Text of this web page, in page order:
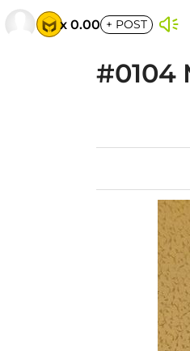
x 0.00 + POST
#0104